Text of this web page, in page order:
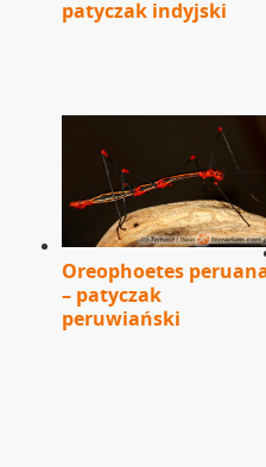
patyczak indyjski
Oreophoetes
– patyczak
peruwiański